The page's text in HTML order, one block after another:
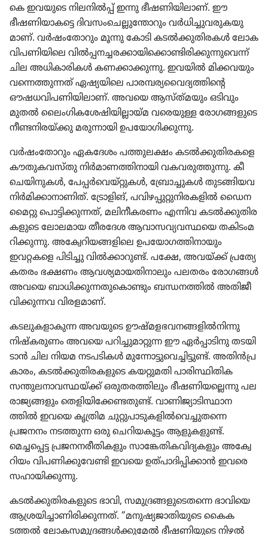
കെ ഇവയുടെ നിലനിൽപ്പ്‌ ഇന്നു ഭീഷണി​യി​ലാണ്‌. ഈ
ഭീഷണി​യാ​കട്ടെ ദിവസം​ചെ​ല്ലു​ന്തോ​റും വർധി​ച്ചു​വ​രു​ക​യു​
മാണ്‌. വർഷം​തോ​റും മൂന്നു കോടി കടൽക്കു​തി​രകൾ ലോക​
വി​പ​ണി​യി​ലെ വിൽപ്പ​ന​ച്ച​ര​ക്കാ​യി​ക്കൊ​ണ്ടി​രി​ക്കു​ന്നു​വെന്ന്‌
ചില അധികാ​രി​കൾ കണക്കാ​ക്കു​ന്നു. ഇവയിൽ മിക്കവ​യും
വന്നെത്തു​ന്നത്‌ ഏഷ്യയി​ലെ പാരമ്പ​ര്യ​വൈ​ദ്യ​ത്തി​ന്റെ
ഔഷധ​വി​പ​ണി​യി​ലാണ്‌. അവയെ ആസ്‌ത്‌മ​യും ഒടിവും
മുതൽ ലൈം​ഗി​ക​ശേ​ഷി​യി​ല്ലായ്‌മ വരെയുള്ള രോഗ​ങ്ങ​ളു​ടെ
നീണ്ടനി​ര​യ്‌ക്കു മരുന്നാ​യി ഉപയോ​ഗി​ക്കു​ന്നു.
വർഷം​തോ​റും ഏകദേശം പത്തുലക്ഷം കടൽക്കു​തി​ര​കളെ
കൗതു​ക​വ​സ്‌തു നിർമാ​ണ​ത്തി​നാ​യി വകവരു​ത്തു​ന്നു. കീ
ചെയി​നു​കൾ, പേപ്പർവെ​യ്‌റ്റു​കൾ, ബ്രോ​ച്ചു​കൾ തുടങ്ങി​യവ
നിർമി​ക്കാ​നാ​ണിത്‌. ട്രോ​ളിങ്‌, പവിഴ​പ്പു​റ്റു​നി​ര​ക​ളിൽ ഡൈന​
മൈറ്റു പൊട്ടി​ക്കു​ന്നത്‌, മലിനീ​ക​രണം എന്നിവ കടൽക്കു​തി​ര​
ക​ളു​ടെ ലോല​മായ തീരദേശ ആവാസ​വ്യ​വ​സ്ഥയെ തകിടം​മ​
റി​ക്കു​ന്നു. അക്വേ​റി​യ​ങ്ങ​ളി​ലെ ഉപയോ​ഗ​ത്തി​നാ​യും
ഇവറ്റകളെ പിടിച്ചു വിൽക്കാ​റുണ്ട്‌. പക്ഷേ, അവയ്‌ക്ക്‌ പ്രത്യേ​
ക​തരം ഭക്ഷണം ആവശ്യ​മാ​യ​തി​നാ​ലും പലതരം രോഗങ്ങൾ
അവയെ ബാധി​ക്കു​ന്ന​തു​കൊ​ണ്ടും ബന്ധനത്തിൽ അതിജീ​
വി​ക്കു​ന്നവ വിരള​മാണ്‌.
കടലു​ക​ളാ​കു​ന്ന അവയുടെ ഊഷ്‌മ​ള​ഭ​വ​ന​ങ്ങ​ളിൽനി​ന്നു
നിഷ്‌ക​രു​ണം അവയെ പറിച്ചു​മാ​റ്റുന്ന ഈ ഏർപ്പാ​ടി​നു തടയി​
ടാൻ ചില നിയമ നടപടി​കൾ മുന്നോ​ട്ടു​വെ​ച്ചി​ട്ടുണ്ട്‌. അതിൻപ്ര​
കാ​രം, കടൽക്കു​തി​ര​ക​ളു​ടെ കയറ്റു​മതി പാരി​സ്ഥി​തിക
സന്തുല​നാ​വ​സ്ഥ​യ്‌ക്ക്‌ ഒരുത​ര​ത്തി​ലും ഭീഷണി​യ​ല്ലെന്നു പല
രാജ്യ​ങ്ങ​ളും തെളി​യി​ക്കേ​ണ്ട​തുണ്ട്‌. വാണി​ജ്യാ​ടി​സ്ഥാ​ന​
ത്തിൽ ഇവയെ കൃത്രിമ ചുറ്റു​പാ​ടു​ക​ളിൽവെ​ച്ചു​തന്നെ
പ്രജനനം നടത്തുന്ന ഒരു ചെറി​യ​കൂ​ട്ടം ആളുക​ളുണ്ട്‌.
മെച്ചപ്പെട്ട പ്രജന​ന​രീ​തി​ക​ളും സാങ്കേ​തി​ക​വി​ദ്യ​ക​ളും അക്വേ​
റി​യം വിപണി​ക്കു​വേണ്ടി ഇവയെ ഉത്‌പാ​ദി​പ്പി​ക്കാൻ ഇവരെ
സഹായി​ക്കു​ന്നു.
കടൽക്കു​തി​ര​ക​ളു​ടെ ഭാവി, സമു​ദ്ര​ങ്ങ​ളു​ടെ​തന്നെ ഭാവിയെ
ആശ്രയി​ച്ചാ​ണി​രി​ക്കു​ന്നത്‌. “മനുഷ്യ​ജാ​തി​യു​ടെ കൈക​
ടത്തൽ ലോക​സ​മു​ദ്ര​ങ്ങൾക്കു​മേൽ ഭീഷണി​യു​ടെ നിഴൽ